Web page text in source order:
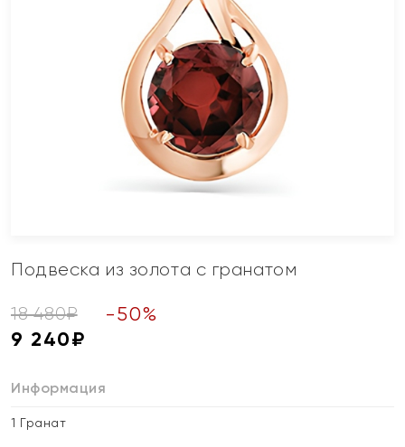
Подвеска из золота с гранатом
18 480₽ -50%
9 240₽
Информация
1 Гранат